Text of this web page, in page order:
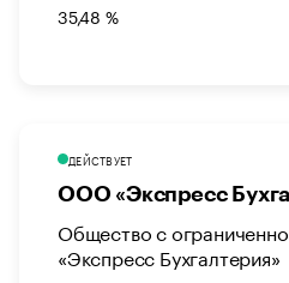
35,48 %
ДЕЙСТВУЕТ
ООО «Экспресс
Общество с
«Экспресс Бухгалтерия»